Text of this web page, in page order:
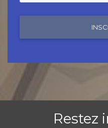
Restez